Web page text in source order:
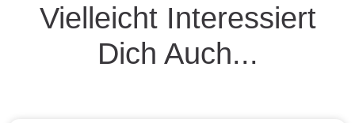
Vielleicht Interessiert
Dich Auch...